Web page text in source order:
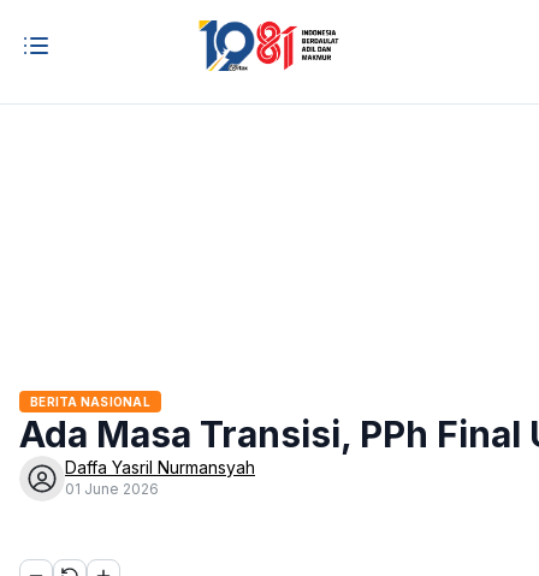
BERITA NASIONAL
Ada Masa Transisi, PPh
Daffa Yasril Nurmansyah
01 June 2026